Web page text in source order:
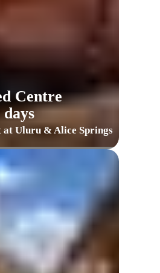
Centre
Uluru & Alice Springs